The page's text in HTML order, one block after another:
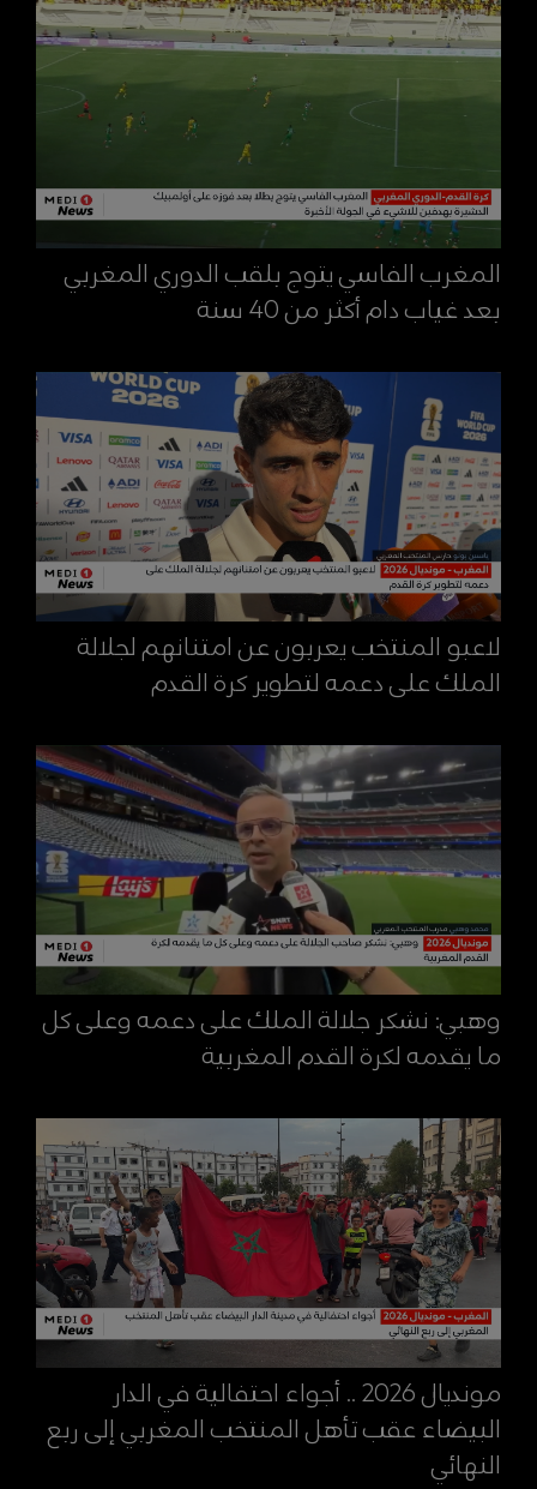
المغرب الفاسي يتوج بلقب الدوري المغربي
بعد غياب دام أكثر من 40 سنة
لاعبو المنتخب يعربون عن امتنانهم لجلالة
الملك على دعمه لتطوير كرة القدم
وهبي: نشكر جلالة الملك على دعمه وعلى كل
ما يقدمه لكرة القدم المغربية
مونديال 2026 .. أجواء احتفالية في الدار
البيضاء عقب تأهل المنتخب المغربي إلى ربع
النهائي